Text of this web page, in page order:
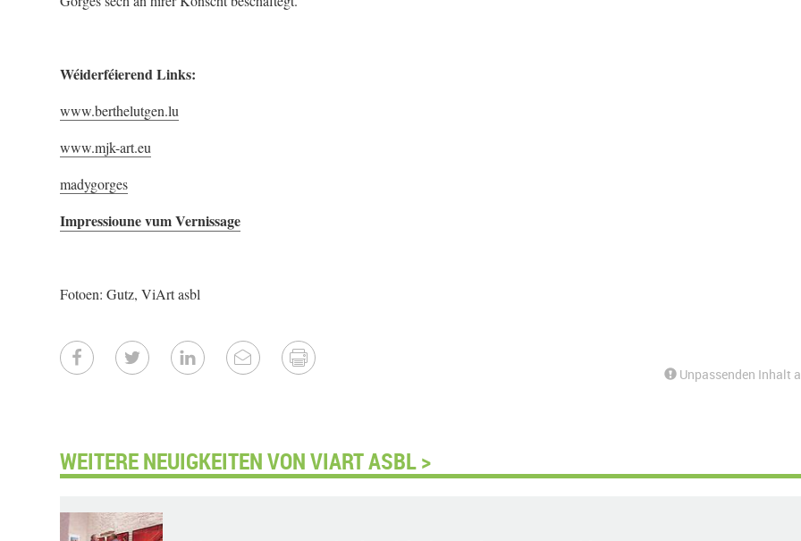
Wéiderféierend Links:
www.berthelutgen.lu
www.mjk-art.eu
madygorges
Impressioune vum Vernissage
Fotoen: Gutz, ViArt asbl
Unpassenden Inhalt
WEITERE NEUIGKEITEN VON VIART ASBL >